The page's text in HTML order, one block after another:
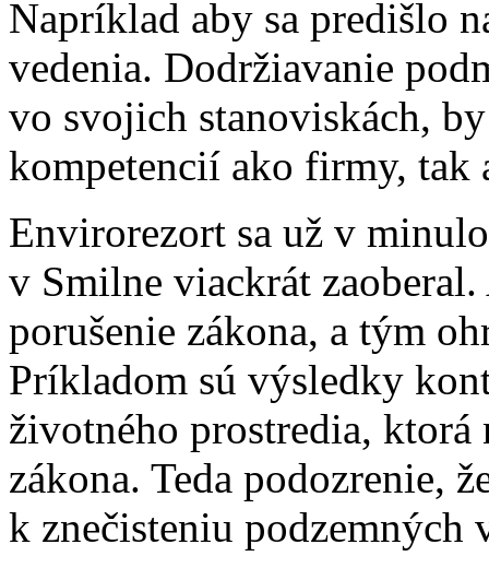
Napríklad aby sa predišlo
vedenia. Dodržiavanie
vo svojich stanoviskách,
kompetencií ako firmy, tak
Envirorezort sa už v
v Smilne viackrát zaoberal.
porušenie zákona, a tým
Príkladom sú výsledky
životného prostredia, ktorá
zákona. Teda podozrenie,
k znečisteniu podzemných